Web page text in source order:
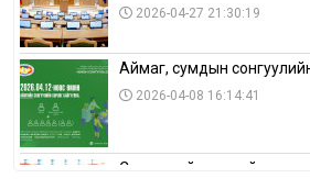
2026-04-27 21:30:19
Аймаг, сумдын
2026-04-08 16:14:41
Сонгуулийн хуулийн